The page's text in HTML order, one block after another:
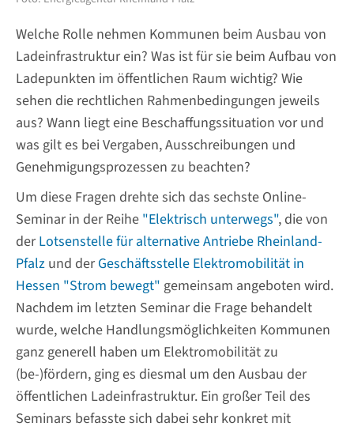
Welche Rolle nehmen Kommunen beim Ausbau von
Ladeinfrastruktur ein? Was ist für sie beim Aufbau von
Ladepunkten im öffentlichen Raum wichtig? Wie
sehen die rechtlichen Rahmenbedingungen jeweils
aus? Wann liegt eine Beschaffungssituation vor und
was gilt es bei Vergaben, Ausschreibungen und
Genehmigungsprozessen zu beachten?
Um diese Fragen drehte sich das sechste Online-
Seminar in der Reihe "Elektrisch unterwegs", die von
derLotsenstelle für alternative Antriebe Rheinland-
Pfalz und derGeschäftsstelle Elektromobilität in
Hessen "Strom bewegt" gemeinsam angeboten wird.
Nachdem im letzten Seminar die Frage behandelt
wurde, welche Handlungsmöglichkeiten Kommunen
ganz generell haben um Elektromobilität zu
(be-)fördern, ging es diesmal um den Ausbau der
öffentlichen Ladeinfrastruktur. Ein großer Teil des
Seminars befasste sich dabei sehr konkret mit